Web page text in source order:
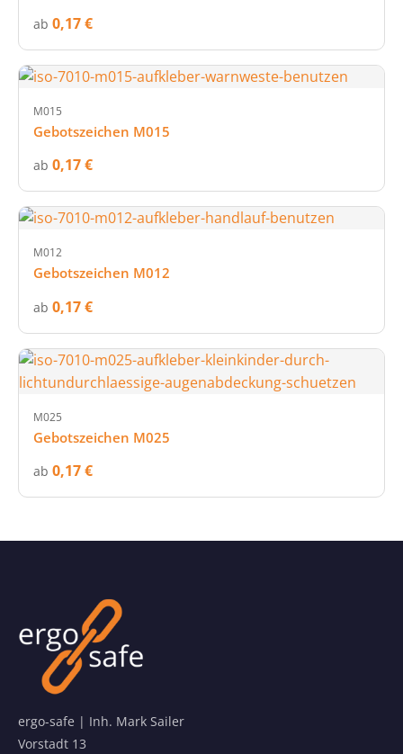
ab 0,17 €
M015
Gebotszeichen M015
ab 0,17 €
M012
Gebotszeichen M012
ab 0,17 €
M025
Gebotszeichen M025
ab 0,17 €
ergo-safe | Inh. Mark Sailer
Vorstadt 13